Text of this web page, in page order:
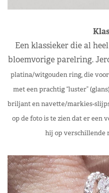
Een klassieker die al
bloemvorige parelring.
platina/witgouden ring, die
met een prachtig “luster”
briljant en navette/markies-
op de foto is te zien dat er een
hij op verschillende